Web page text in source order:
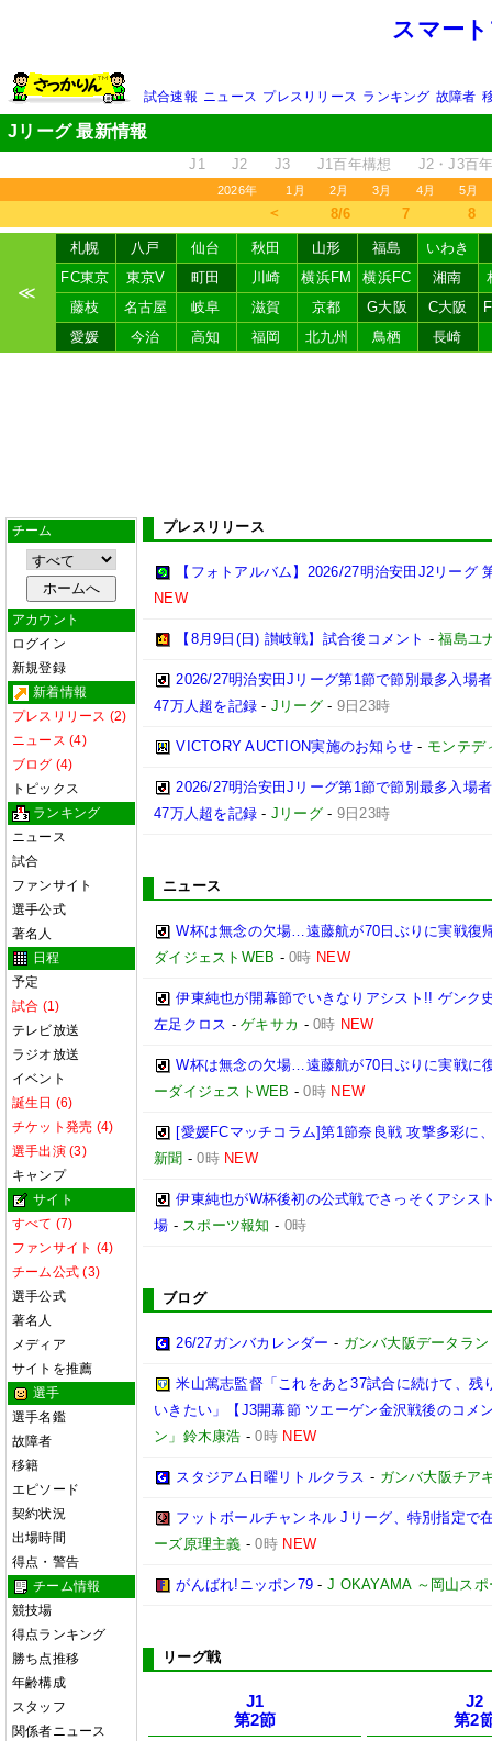
スマー
試合速報 ニュース プレスリリース ランキング 故障者
Jリーグ 最新情報
J1 J2 J3 J1百年構想 J2・J3百
2026年 1月 2月 3月 4月 5月
＜ 8/6 7 8
≪
札幌 八戸 仙台 秋田 山形 福島
いわき
FC東京
東京V 町田 川崎 横浜FM 横浜FC 湘南
藤枝
名古屋 岐阜 滋賀 京都 G大阪 C大阪
愛媛
今治 高知 福岡 北九州 鳥栖 長崎
チーム
アカウント
ログイン
新規登録
新着情報
プレスリリース (2)
ニュース (4)
ブログ (4)
トピックス
ランキング
ニュース
試合
ファンサイト
選手公式
著名人
日程
予定
試合 (1)
テレビ放送
ラジオ放送
イベント
誕生日 (6)
チケット発売 (4)
選手出演 (3)
キャンプ
サイト
すべて (7)
ファンサイト (4)
チーム公式 (3)
選手公式
著名人
メディア
サイトを推薦
選手
選手名鑑
故障者
移籍
エピソード
契約状況
出場時間
得点・警告
チーム情報
競技場
得点ランキング
勝ち点推移
年齢構成
スタッフ
関係者ニュース
プレスリリース
【フォトアルバム】2026/27明治安田J2リーグ
NEW
【8月9日(日) 讃岐戦】試合後コメント -福島ユ
2026/27明治安田Jリーグ第1節で節別最多入場
47万人超を記録 - Jリーグ - 9日23時
VICTORY AUCTION実施のお知らせ - モンテデ
2026/27明治安田Jリーグ第1節で節別最多入場
47万人超を記録 - Jリーグ - 9日23時
ニュース
W杯は無念の欠場…遠藤航が70日ぶりに実戦復
ダイジェストWEB -0時 NEW
伊東純也が開幕節でいきなりアシスト!! ゲンク
左足クロス -ゲキサカ -0時 NEW
W杯は無念の欠場…遠藤航が70日ぶりに実戦に
ーダイジェストWEB -0時 NEW
[愛媛FCマッチコラム]第1節奈良戦 攻撃多彩に
新聞 -0時 NEW
伊東純也がW杯後初の公式戦でさっそくアシス
場 - スポーツ報知 - 0時
ブログ
26/27ガンバカレンダー - ガンバ大阪データラ
米山篤志監督「これをあと37試合に続けて、
いきたい」【J3開幕節 ツエーゲン金沢戦後のコメ
ン」鈴木康浩 -0時 NEW
スタジアム日曜リトルクラス - ガンバ大阪チア
フットボールチャンネル Jリーグ、特別指定で
ーズ原理主義 -0時 NEW
がんばれ!ニッポン79 -J OKAYAMA ～岡山ス
リーグ戦
J1
第2節
J2
第2